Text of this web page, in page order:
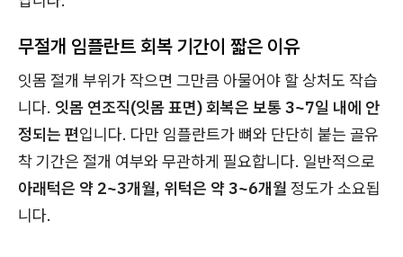
무절개 임플란트 회복 기간이 짧은 이유
잇몸 절개 부위가 작으면 그만큼 아물어야 할 상처도 작습
니다. 잇몸 연조직(잇몸 표면) 회복은 보통 3~7일 내에 안
정되는 편입니다. 다만 임플란트가 뼈와 단단히 붙는 골유
착 기간은 절개 여부와 무관하게 필요합니다. 일반적으로
아래턱은 약 2~3개월, 위턱은 약 3~6개월 정도가 소요됩
니다.